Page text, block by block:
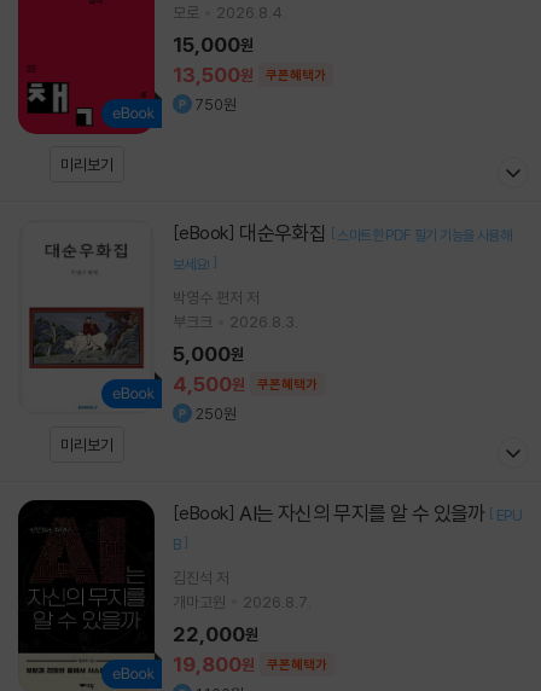
미리보기
모로
2026.8.4.
13,500원 쿠폰혜택가
15,000원
750원
미리보기
[eBook] 대순우화집 [ 스마트한 PDF 필기 기능을 사용해
보세요! ]
박영수 편저 저
부크크
2026.8.3.
4,500원 쿠폰혜택가
5,000원
250원
[eBook] AI는 자신의 무지를 알 수 있을까 [ EPU
B ]
김진석 저
개마고원
2026.8.7.
19,800원 쿠폰혜택가
22,000원